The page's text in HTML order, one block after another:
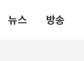
뉴스 방송